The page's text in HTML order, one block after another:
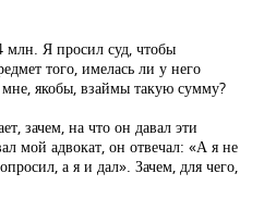
млн. Я просил суд, чтобы
того, имелась ли у него
якобы, взаймы такую сумму?
зачем, на что он давал эти
мой адвокат, он отвечал: «А я не
а я и дал». Зачем, для чего,